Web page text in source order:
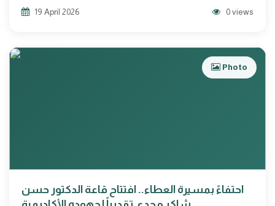
19 April 2026 0 views
Photo
احتفاءً بمسيرة العطاء.. افتتاح قاعة الدكتور حسن